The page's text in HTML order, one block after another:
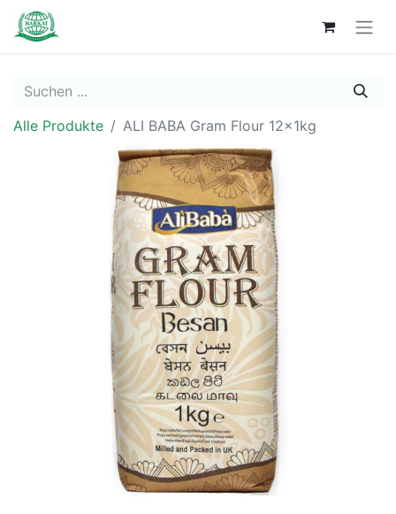
Alle Produkte ALI BABA Gram Flour 12x1kg